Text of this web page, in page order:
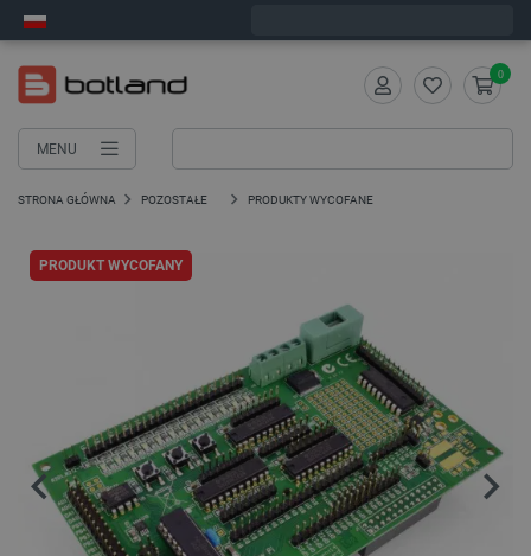
MENU
0
STRONA GŁÓWNA POZOSTAŁE PRODUKTY WYCOFANE
PRODUKT WYCOFANY